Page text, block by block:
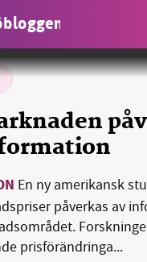
Sparade inlägg
En ny amerikansk
påverkas av
prisförändringa...